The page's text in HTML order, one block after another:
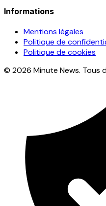
Informations
Mentions légales
Politique de
Politique de cookies
© 2026 Minute News. Tous